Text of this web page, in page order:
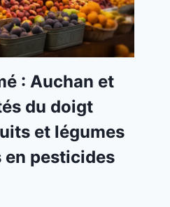
: Auchan et
du doigt
et légumes
en pesticides